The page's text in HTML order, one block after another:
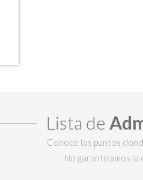
Lista de
Conoce los puntos
No garantizamos la